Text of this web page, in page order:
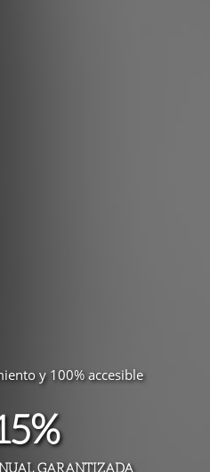
y 100% accesible
GARANTIZADA